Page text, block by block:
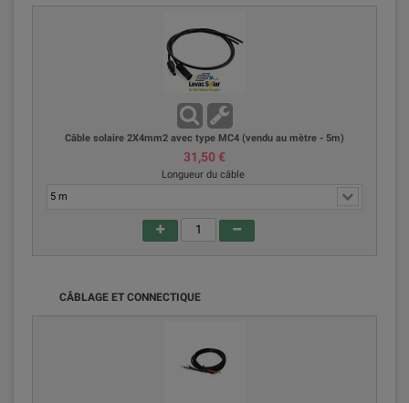
Câble solaire 2X4mm2 avec type MC4 (vendu au mètre - 5m)
31,50 €
Longueur du câble
CÂBLAGE ET CONNECTIQUE